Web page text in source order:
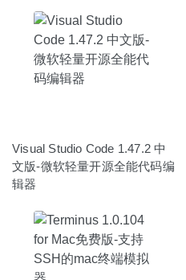
Visual Studio Code 1.47.2 中
文版-微软轻量开源全能代码编
辑器